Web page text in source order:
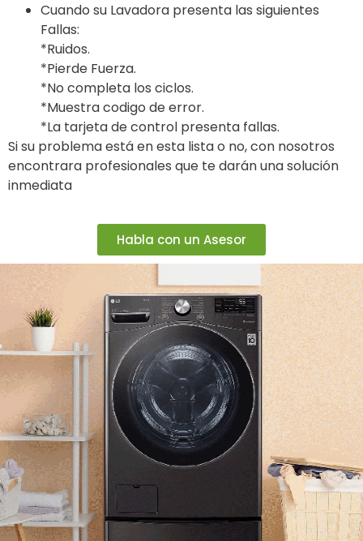
Cuando su Lavadora presenta las siguientes
Fallas:
*Ruidos.
*Pierde Fuerza.
*No completa los ciclos.
*Muestra codigo de error.
*La tarjeta de control presenta fallas.
Si su problema está en esta lista o no, con nosotros
encontrara profesionales que te darán una solución
inmediata
Habla con un Asesor